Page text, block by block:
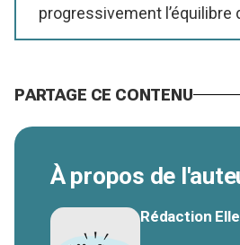
progressivement l’équilibre
PARTAGE CE CONTENU
À propos de
Rédaction